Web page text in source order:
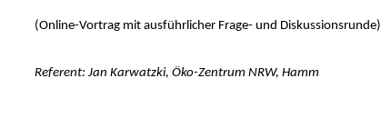
(Online-Vortrag mit ausführlicher Frage- und Diskussionsrunde)
Referent: Jan Karwatzki, Öko-Zentrum NRW, Hamm